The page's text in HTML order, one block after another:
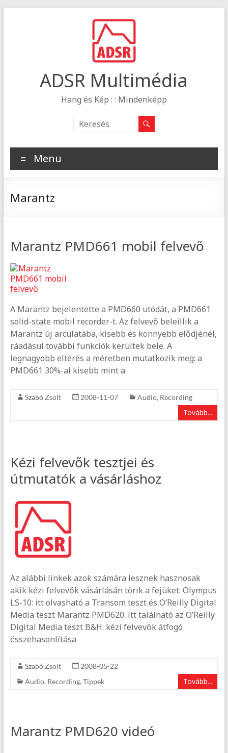
ADSR Multimédia
Hang és Kép : : Mindenképp
Menu
Marantz
Marantz PMD661 mobil felvevő
A Marantz bejelentette a PMD660 utódát, a PMD661
solid-state mobil recorder-t. Az felvevő beleillik a
Marantz új arculatába, kisebb és könnyebb elődjénél,
ráadásul további funkciók kerültek bele. A
legnagyobb eltérés a méretben mutatkozik meg: a
PMD661 30%-al kisebb mint a
Szabó Zsolt 2008-11-07 Audio, Recording
Tovább...
Kézi felvevők tesztjei és
útmutatók a vásárláshoz
Az alábbi linkek azok számára lesznek hasznosak
akik kézi felvevők vásárlásán törik a fejüket: Olympus
LS-10: itt olvasható a Transom teszt és O’Reilly Digital
Media teszt Marantz PMD620: itt található az O’Reilly
Digital Media teszt B&H: kézi felvevők átfogó
összehasonlítása
Szabó Zsolt
2008-05-22
Audio, Recording, Tippek Tovább...
Marantz PMD620 videó